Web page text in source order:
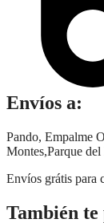
Envíos a:
Pando, Empalme
Montes,Parque
Envíos grátis para
También